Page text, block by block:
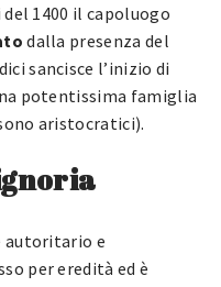
1400 il capoluogo
dalla presenza del
sancisce l’inizio di
potentissima famiglia
aristocratici).
autoritario e
per eredità ed è